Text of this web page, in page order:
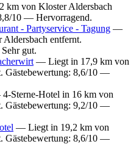
von Kloster Aldersbach
10 — Hervorragend.
- Partyservice - Tagung —
entfernt.
gut.
— Liegt in 17,9 km von
Gästebewertung: 8,6/10 —
Sterne-Hotel in 16 km von
Gästebewertung: 9,2/10 —
— Liegt in 19,2 km von
Gästebewertung: 8,6/10 —